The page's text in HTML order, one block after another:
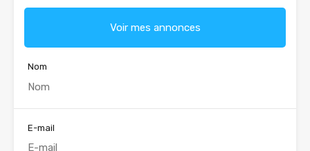
Voir mes annonces
Nom
E-mail